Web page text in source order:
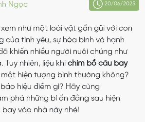
Ngọc 20/06/2025
như một loài vật gần gũi với con
của tình yêu, sự hòa bình và hạnh
khiến nhiều người nuôi chúng như
nhiên, liệu khi chim bồ câu bay
hiện tượng bình thường không?
hiệu điềm gì? Hãy cùng
phá những bí ẩn đằng sau hiện
vào nhà này nhé!